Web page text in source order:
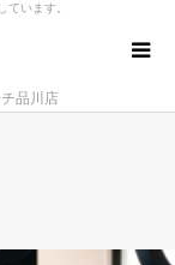
ています。
品川店